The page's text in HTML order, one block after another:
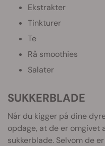
Ekstrakter
Tinkturer
Te
Rå smoothies
Salater
SUKKERBLADE
Når du kigger på dine
opdage, at de er omgivet
sukkerblade. Selvom de